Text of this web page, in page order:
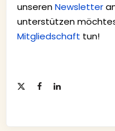
unserenNewsletter
unterstützen
Mitgliedschaft tun!